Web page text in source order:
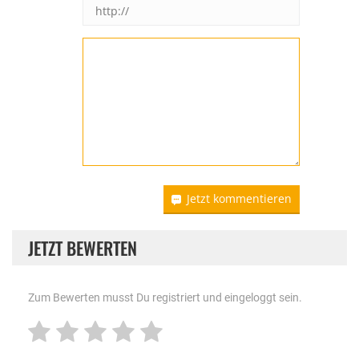
Jetzt kommentieren
JETZT BEWERTEN
Zum Bewerten musst Du registriert und eingeloggt sein.